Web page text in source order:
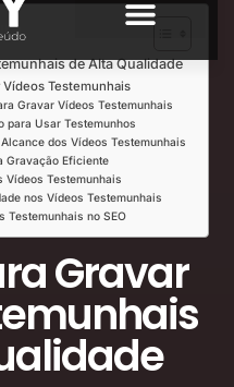
de Alta Qualidade
Testemunhais
Gravar Vídeos Testemunhais
para Usar Testemunhos
dos Vídeos Testemunhais
Gravação Eficiente
Vídeos Testemunhais
nos Vídeos Testemunhais
Testemunhais no SEO
Gravar